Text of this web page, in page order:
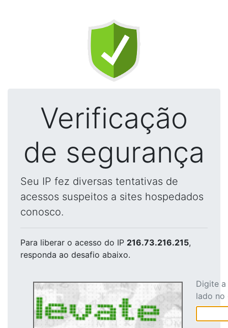
Verificação
de segurança
Seu IP fez diversas tentativas de
acessos suspeitos a sites hospedados
conosco.
Para liberar o acesso do IP 216.73.216.215,
responda ao desafio abaixo.
Digite
lado no